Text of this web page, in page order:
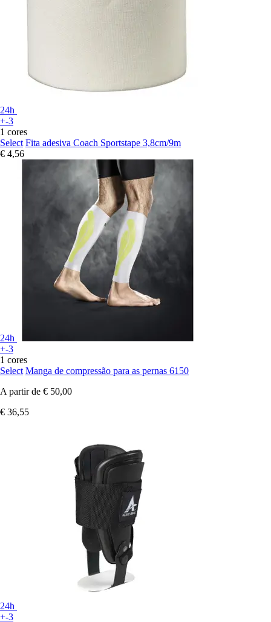
24h
+-3
1 cores
Select Fita adesiva Coach Sportstape 3,8cm/9m
€ 4,56
24h
+-3
1 cores
Select Manga de compressão para as pernas 6150
A partir de € 50,00
€ 36,55
24h
+-3